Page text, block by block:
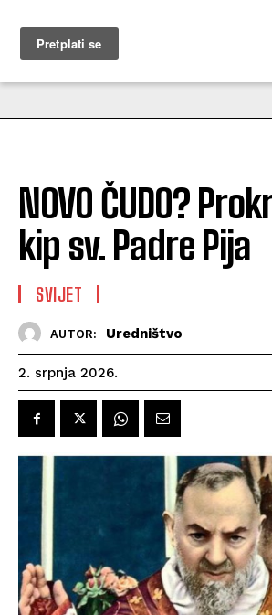
MUŽEVNI
NOVO ČUDO?
kip sv. Padre Pija
SVIJET
AUTOR: Uredništvo
2. srpnja 2026.